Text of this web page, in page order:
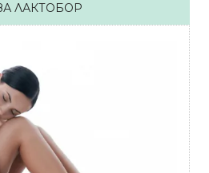
ЛАКТОБОР